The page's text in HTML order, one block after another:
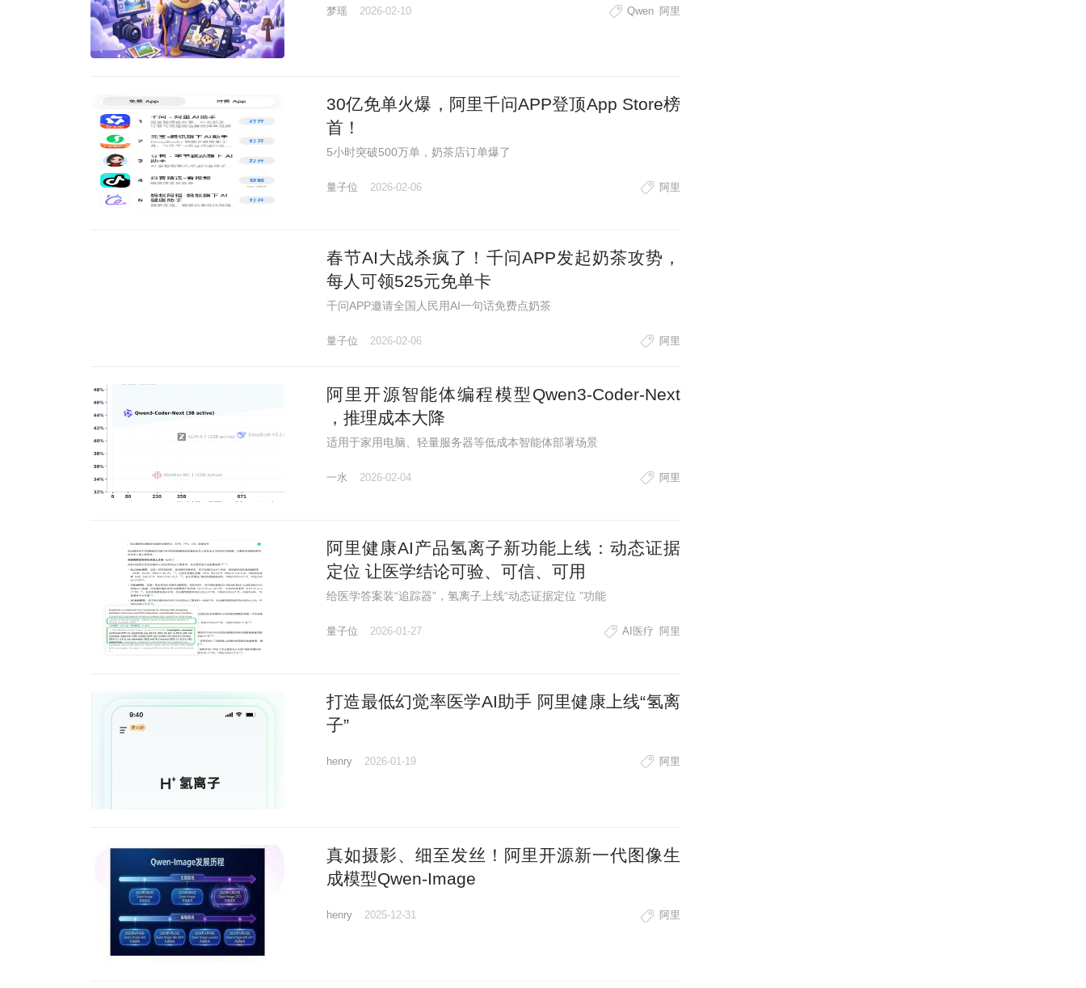
梦瑶 2026-02-10 Qwen 阿里
30亿免单火爆，阿里千问APP登顶App Store榜
首！
5小时突破500万单，奶茶店订单爆了
量子位 2026-02-06 阿里
春节AI大战杀疯了！千问APP发起奶茶攻势，
每人可领525元免单卡
千问APP邀请全国人民用AI一句话免费点奶茶
量子位 2026-02-06 阿里
阿里开源智能体编程模型Qwen3-Coder-Next
，推理成本大降
适用于家用电脑、轻量服务器等低成本智能体部署场景
一水 2026-02-04 阿里
阿里健康AI产品氢离子新功能上线：动态证据
定位 让医学结论可验、可信、可用
给医学答案装“追踪器”，氢离子上线“动态证据定位 ”功能
量子位 2026-01-27 AI医疗 阿里
打造最低幻觉率医学AI助手 阿里健康上线“氢离
子”
henry 2026-01-19 阿里
真如摄影、细至发丝！阿里开源新一代图像生
成模型Qwen-Image
henry 2025-12-31 阿里